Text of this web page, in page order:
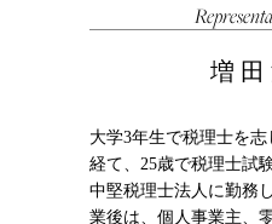
増
大学3年生で税理士を
経て、25歳で税理士試
中堅税理士法人に勤務
業後は、個人事業主、